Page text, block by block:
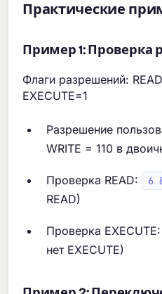
Практические
Пример 1: Проверка
Флаги разрешений:
EXECUTE=1
Разрешение
WRITE = 110 в
Проверка READ: 6
READ)
Проверка EXECUTE:
нет EXECUTE)